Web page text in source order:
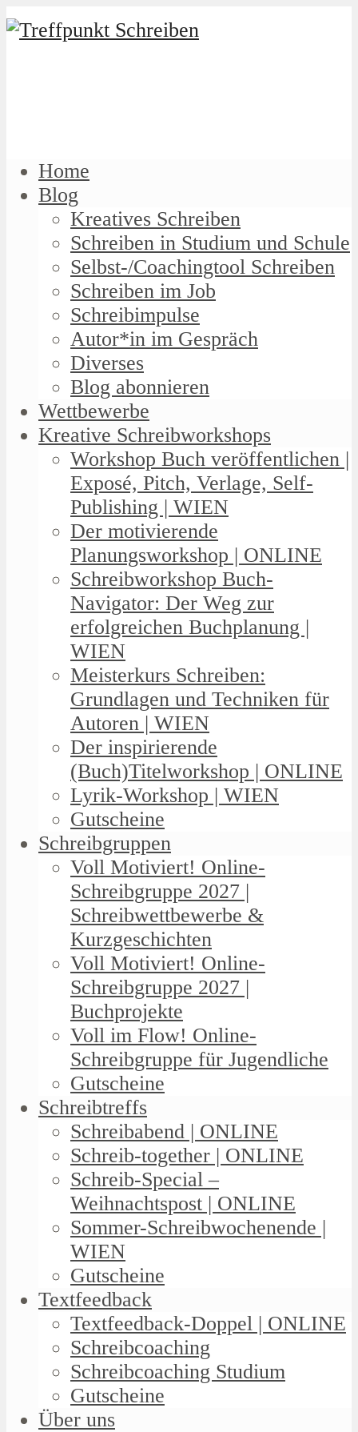
Home
Blog
Kreatives Schreiben
Schreiben in Studium und Schule
Selbst-/Coachingtool Schreiben
Schreiben im Job
Schreibimpulse
Autor*in im Gespräch
Diverses
Blog abonnieren
Wettbewerbe
Kreative Schreibworkshops
Workshop Buch veröffentlichen |
Exposé, Pitch, Verlage, Self-
Publishing | WIEN
Der motivierende
Planungsworkshop | ONLINE
Schreibworkshop Buch-
Navigator: Der Weg zur
erfolgreichen Buchplanung |
WIEN
Meisterkurs Schreiben:
Grundlagen und Techniken für
Autoren | WIEN
Der inspirierende
(Buch)Titelworkshop | ONLINE
Lyrik-Workshop | WIEN
Gutscheine
Schreibgruppen
Voll Motiviert! Online-
Schreibgruppe 2027 |
Schreibwettbewerbe &
Kurzgeschichten
Voll Motiviert! Online-
Schreibgruppe 2027 |
Buchprojekte
Voll im Flow! Online-
Schreibgruppe für Jugendliche
Gutscheine
Schreibtreffs
Schreibabend | ONLINE
Schreib-together | ONLINE
Schreib-Special –
Weihnachtspost | ONLINE
Sommer-Schreibwochenende |
WIEN
Gutscheine
Textfeedback
Textfeedback-Doppel | ONLINE
Schreibcoaching
Schreibcoaching Studium
Gutscheine
Über uns